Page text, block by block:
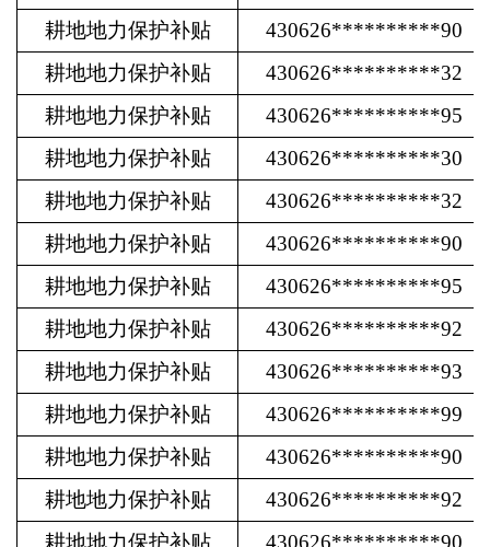
耕地地力保护补贴
430626**********90
耕地地力保护补贴
430626**********32
耕地地力保护补贴
430626**********95
耕地地力保护补贴
430626**********30
耕地地力保护补贴
430626**********32
耕地地力保护补贴
430626**********90
耕地地力保护补贴
430626**********95
耕地地力保护补贴
430626**********92
耕地地力保护补贴
430626**********93
耕地地力保护补贴
430626**********99
耕地地力保护补贴
430626**********90
耕地地力保护补贴
430626**********92
耕地地力保护补贴
430626**********90